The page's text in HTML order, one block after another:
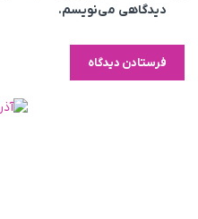
دیدگاهی می‌نویسم.